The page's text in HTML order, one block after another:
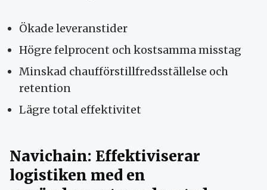
Ökade leveranstider
Högre felprocent och kostsamma misstag
Minskad chaufförstillfredsställelse och
retention
Lägre total effektivitet
Navichain: Effektiviserar
logistiken med en